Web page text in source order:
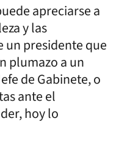
apreciarse a
y las
un presidente que
plumazo a un
de Gabinete, o
ante el
hoy lo